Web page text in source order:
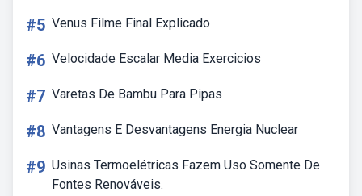
#5 Venus Filme Final Explicado
#6 Velocidade Escalar Media Exercicios
#7 Varetas De Bambu Para Pipas
#8 Vantagens E Desvantagens Energia Nuclear
#9 Usinas Termoelétricas Fazem Uso Somente De
Fontes Renováveis.